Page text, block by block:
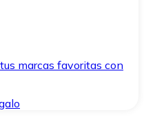
marcas favoritas con